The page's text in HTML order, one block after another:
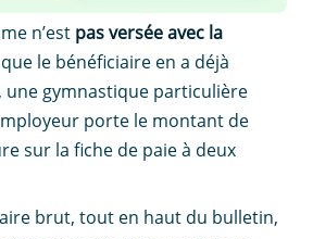
n’est pas versée avec la
le bénéficiaire en a déjà
gymnastique particulière
porte le montant de
sur la fiche de paie à deux
brut, tout en haut du bulletin,